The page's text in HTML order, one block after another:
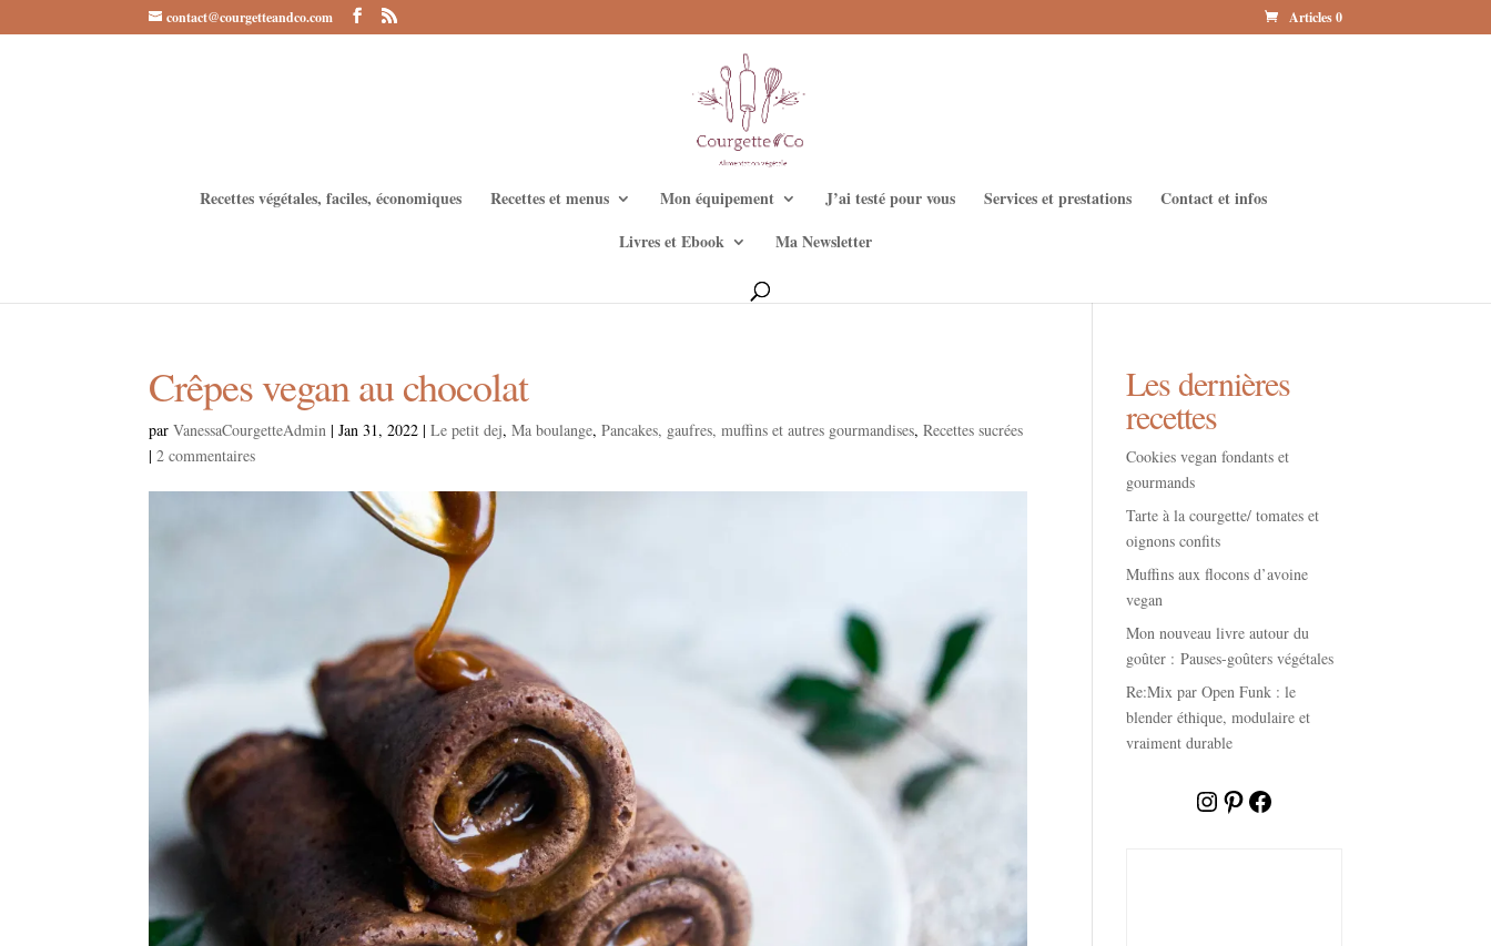
contact@courgetteandco.com Articles 0
Recettes végétales, faciles, économiques Recettes et menus Mon équipement J’ai testé pour vous Services et prestations
Contact et infos
Livres et Ebook
Ma Newsletter
Crêpes vegan au chocolat
parVanessaCourgetteAdmin |Jan 31, 2022 |Le petit dej,Ma boulange,Pancakes, gaufres, muffins et autres gourmandises,Recettes sucrées
|2 commentaires
Les dernières
recettes
Cookies vegan fondants et
gourmands
Tarte à la courgette/ tomates et
oignons confits
Muffins aux flocons d’avoine
vegan
Mon nouveau livre autour du
goûter : Pauses-goûters végétales
Re:Mix par Open Funk : le
blender éthique, modulaire et
vraiment durable
Instagram
Pinterest
Facebook